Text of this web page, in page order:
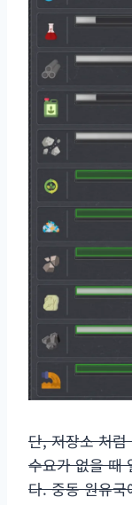
단, 저장소 처
수요가 없을 때
다. 중동 원유